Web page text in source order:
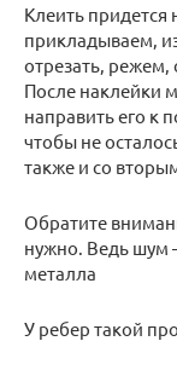
Клеить
прикладываем,
отрезать, режем,
После наклейки
направить его к
чтобы не
также и со
Обратите
нужно. Ведь шум
металла
У ребер такой